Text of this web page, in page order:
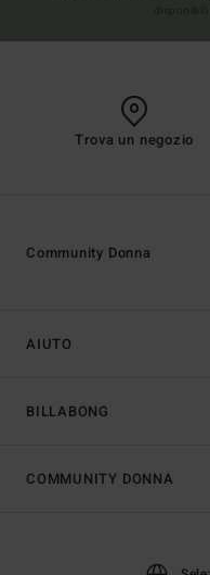
Trova un negozio
AIUTO
BILLABONG
Community Donna
COMMUNITY DONNA